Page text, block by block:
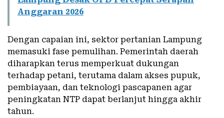
Anggaran 2026
Dengan capaian ini, sektor pertanian Lampung
memasuki fase pemulihan. Pemerintah daerah
diharapkan terus memperkuat dukungan
terhadap petani, terutama dalam akses pupuk,
pembiayaan, dan teknologi pascapanen agar
peningkatan NTP dapat berlanjut hingga akhir
tahun.